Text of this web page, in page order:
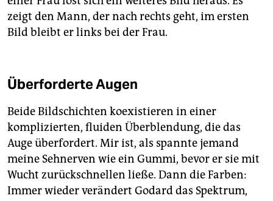
zeigt den Mann, der nach rechts geht, im ersten
Bild bleibt er links bei der Frau.
Überforderte Augen
Beide Bildschichten koexistieren in einer
komplizierten, fluiden Überblendung, die das
Auge überfordert. Mir ist, als spannte jemand
meine Sehnerven wie ein Gummi, bevor er sie mit
Wucht zurückschnellen ließe. Dann die Farben:
Immer wieder verändert Godard das Spektrum,